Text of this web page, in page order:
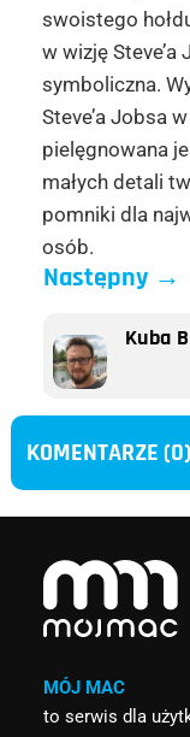
swoistego
w wizję
symboliczna.
Steve’a Jobsa
pielęgnowana
małych detali
pomniki dla
osób.
Następny→
Kuba
KOMENTARZE (0)
MÓJ MAC
to serwis dla